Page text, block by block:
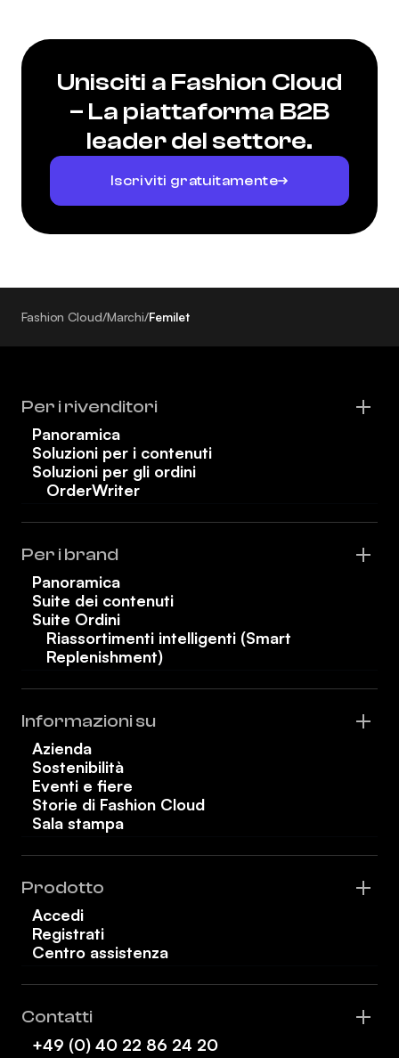
Unisciti a Fashion Cloud
– La piattaforma B2B
leader del settore.
Iscriviti gratuitamente
Fashion Cloud/Marchi/Femilet
Per i rivenditori
Panoramica
Soluzioni per i contenuti
Soluzioni per gli ordini
OrderWriter
Per i brand
Panoramica
Suite dei contenuti
Suite Ordini
Riassortimenti intelligenti (Smart
Replenishment)
Informazioni su
Azienda
Sostenibilità
Eventi e fiere
Storie di Fashion Cloud
Sala stampa
Prodotto
Accedi
Registrati
Centro assistenza
Contatti
+49 (0) 40 22 86 24 20